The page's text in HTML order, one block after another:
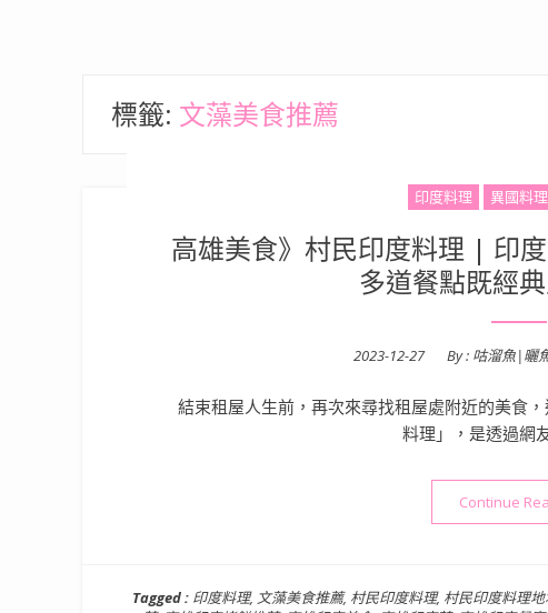
標籤: 文藻美食推薦
印度料理 異國料理
高雄美食》村民印度料理 | 印
多道餐點既經
Posted
2023-12-27 By : 咕溜魚|曬
結束租屋人生前，再次來尋找租屋處附近的美食
料理」，是透過網
Continue
Tagged : 印度料理, 文藻美食推薦, 村民印度料理, 村民印度料理